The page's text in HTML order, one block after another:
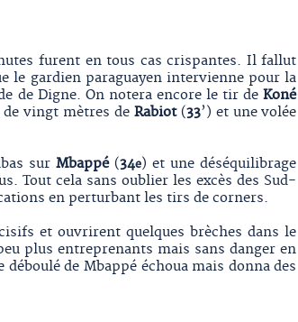
furent en tous cas crispantes. Il fallut
le gardien paraguayen intervienne pour la
de Digne. On notera encore le tir deKoné
vingt mètres de Rabiot(33’) et une volée
sur Mbappé(34e) et une déséquilibrage
Tout cela sans oublier les excès des Sud-
en perturbant les tirs de corners.
et ouvrirent quelques brèches dans le
plus entreprenants mais sans danger en
de Mbappé échoua mais donna des